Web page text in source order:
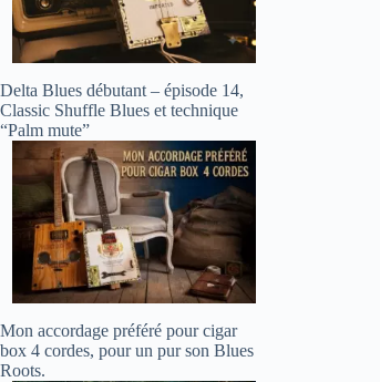
Delta Blues débutant – épisode 14,
Classic Shuffle Blues et technique
“Palm mute”
Mon accordage préféré pour cigar
box 4 cordes, pour un pur son Blues
Roots.